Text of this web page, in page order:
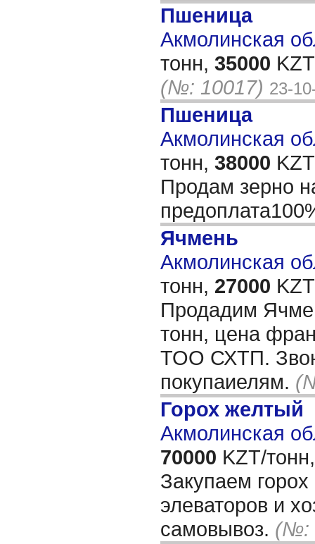
Пшеница
Акмолинская
тонн, 35000
(№: 10017) 23-
Пшеница
Акмолинская
тонн, 38000
Продам зерно
Ячмень
Акмолинская
тонн, 27000
Продадим
тонн, цена
ТОО СХТП.
покупаиелям.
Горох желтый
Акмолинская
70000 KZT/тонн,
Закупаем
элеваторов и
самовывоз. (№: